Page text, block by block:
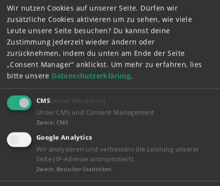
Mega cool cool
AnMaRo
25.10.2020 - 14:38
Mega cool
Apple2020
20.10.2020 - 19:39
Wir nutzen Cookies auf unserer Seite. Dürfen wir
zusätzliche Cookies aktivieren um zu sehen, wie viele
Leute unsere Seite besuchen? Du kannst deine
Zustimmung jederzeit wieder ändern oder
zurücknehmen, indem du unten am Ende der Seite
„Consent Manager“ anklickst. Um mehr zu erfahren, lies
bitte unsere Datenschutzerklärung.
CMS (immer erforderlich)
Unser CMS und Consent Management
Zweck: CMS
Google Analytics
Wir analysieren und verbessern die Leistung unserer
Seite (IP-Adresse anonymisiert).
Zweck: Besucher-Statistiken